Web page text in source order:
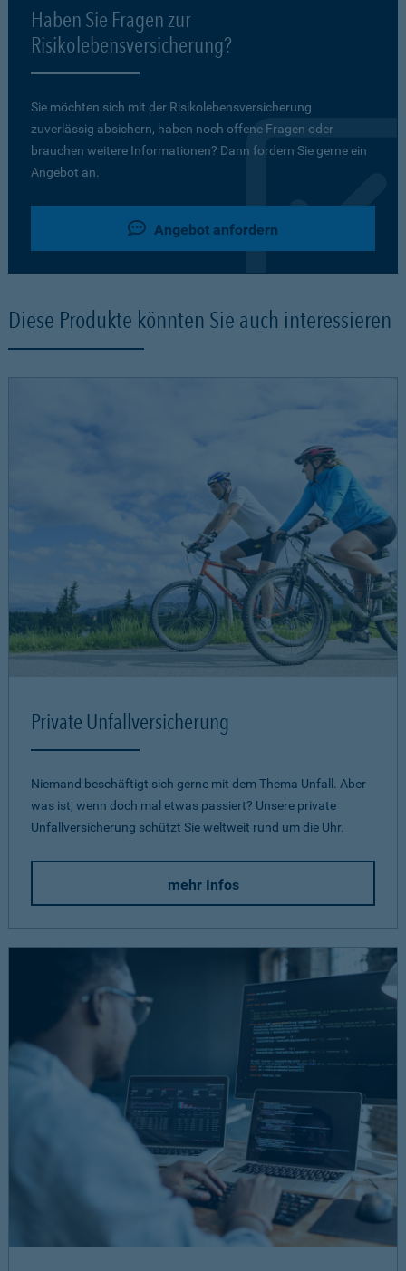
Haben Sie Fragen zur
Risikolebensversicherung?
Sie möchten sich mit der Risikolebensversicherung
zuverlässig absichern, haben noch offene Fragen oder
brauchen weitere Informationen? Dann fordern Sie gerne ein
Angebot an.
Angebot anfordern
Diese Produkte könnten Sie auch interessieren
Private Unfallversicherung
Niemand beschäftigt sich gerne mit dem Thema Unfall. Aber
was ist, wenn doch mal etwas passiert? Unsere private
Unfallversicherung schützt Sie weltweit rund um die Uhr.
mehr Infos